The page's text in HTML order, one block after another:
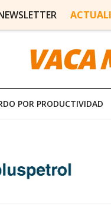
POR PRODUCTIVIDAD